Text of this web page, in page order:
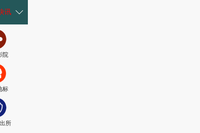
讯
院
标
所